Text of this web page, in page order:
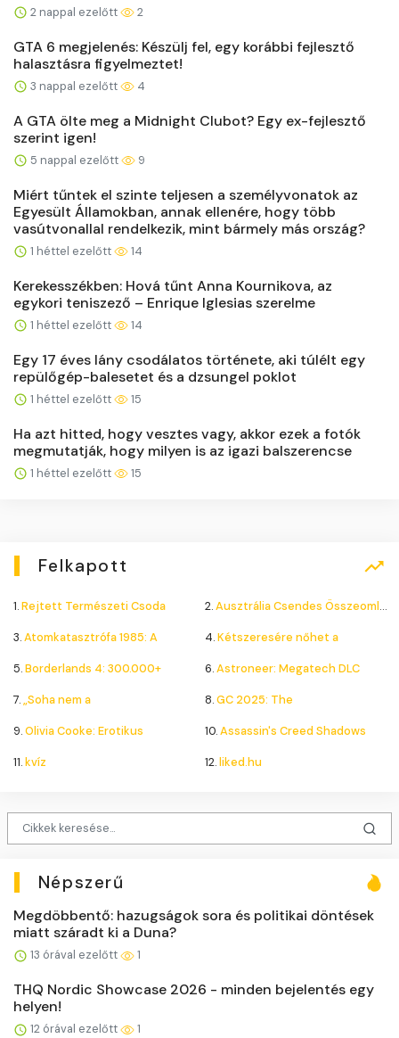
2 nappal ezelőtt 2
GTA 6 megjelenés: Készülj fel, egy korábbi fejlesztő
halasztásra figyelmeztet!
3 nappal ezelőtt 4
A GTA ölte meg a Midnight Clubot? Egy ex-fejlesztő
szerint igen!
5 nappal ezelőtt 9
Miért tűntek el szinte teljesen a személyvonatok az
Egyesült Államokban, annak ellenére, hogy több
vasútvonallal rendelkezik, mint bármely más ország?
1 héttel ezelőtt 14
Kerekesszékben: Hová tűnt Anna Kournikova, az
egykori teniszező – Enrique Iglesias szerelme
1 héttel ezelőtt 14
Egy 17 éves lány csodálatos története, aki túlélt egy
repülőgép-balesetet és a dzsungel poklot
1 héttel ezelőtt 15
Ha azt hitted, hogy vesztes vagy, akkor ezek a fotók
megmutatják, hogy milyen is az igazi balszerencse
1 héttel ezelőtt 15
Felkapott
1.Rejtett Természeti Csoda 2.Ausztrália Csendes Összeomlása
3.Atomkatasztrófa 1985: A 4.Kétszeresére nőhet a
5.Borderlands 4: 300.000+ 6.Astroneer: Megatech DLC
7.„Soha nem a 8.GC 2025: The
9.Olivia Cooke: Erotikus 10.Assassin's Creed Shadows
11.kvíz 12.liked.hu
Népszerű
Megdöbbentő: hazugságok sora és politikai döntések
miatt száradt ki a Duna?
13 órával ezelőtt 1
THQ Nordic Showcase 2026 - minden bejelentés egy
helyen!
12 órával ezelőtt 1